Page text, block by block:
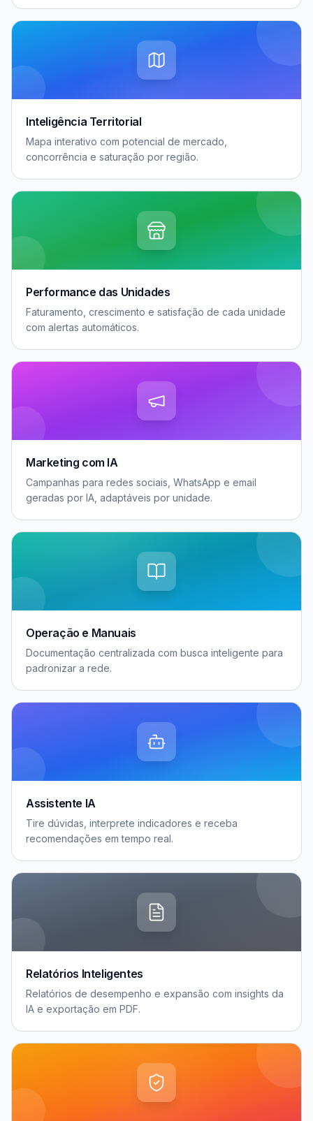
Inteligência Territorial
Mapa interativo com potencial de mercado,
concorrência e saturação por região.
Performance das Unidades
Faturamento, crescimento e satisfação de cada unidade
com alertas automáticos.
Marketing com IA
Campanhas para redes sociais, WhatsApp e email
geradas por IA, adaptáveis por unidade.
Operação e Manuais
Documentação centralizada com busca inteligente para
padronizar a rede.
Assistente IA
Tire dúvidas, interprete indicadores e receba
recomendações em tempo real.
Relatórios Inteligentes
Relatórios de desempenho e expansão com insights da
IA e exportação em PDF.